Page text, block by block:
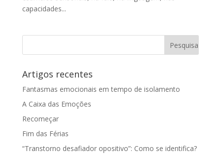
capacidades...
Artigos recentes
Fantasmas emocionais em tempo de isolamento
A Caixa das Emoções
Recomeçar
Fim das Férias
“Transtorno desafiador opositivo”: Como se identifica?